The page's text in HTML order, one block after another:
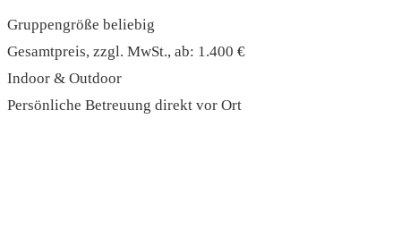
Gruppengröße beliebig
Gesamtpreis, zzgl. MwSt., ab: 1.400 €
Indoor & Outdoor
Persönliche Betreuung direkt vor Ort